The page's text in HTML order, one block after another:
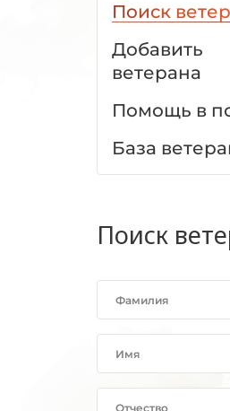
Поиск
Добавить
ветерана
Помощь в
База
Поиск